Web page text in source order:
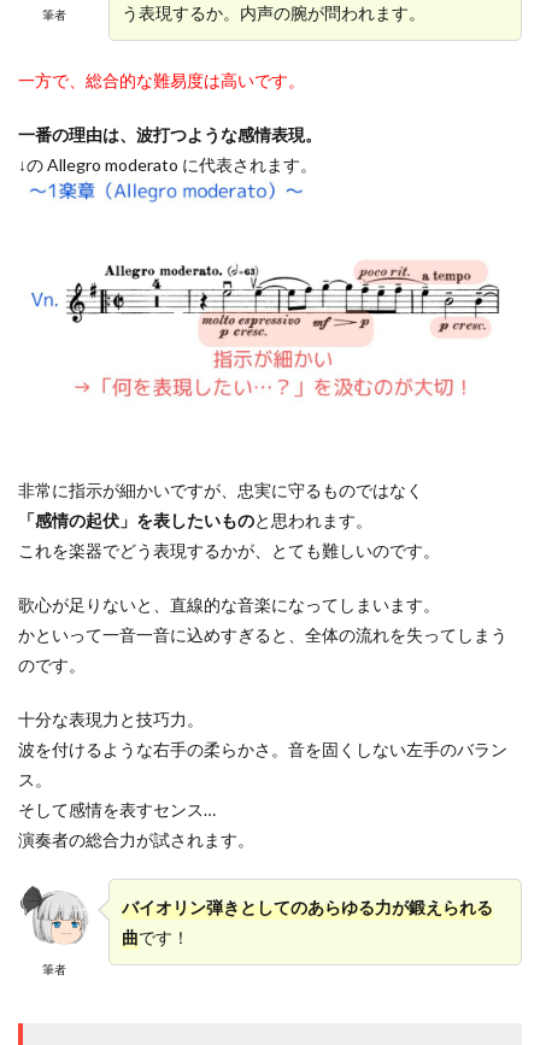
筆者
う表現するか。内声の腕が問われます。
一方で、総合的な難易度は高いです。
一番の理由は、波打つような感情表現。
↓の Allegro moderato に代表されます。
非常に指示が細かいですが、忠実に守るものではなく
「感情の起伏」を表したいものと思われます。
これを楽器でどう表現するかが、とても難しいのです。
歌心が足りないと、直線的な音楽になってしまいます。
かといって一音一音に込めすぎると、全体の流れを失ってしまう
のです。
十分な表現力と技巧力。
波を付けるような右手の柔らかさ。音を固くしない左手のバラン
ス。
そして感情を表すセンス…
演奏者の総合力が試されます。
筆者
バイオリン弾きとしてのあらゆる力が鍛えられる
曲です！